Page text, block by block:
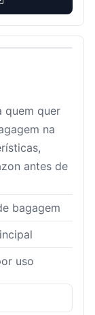
quem quer
na
antes de
bagagem
uso